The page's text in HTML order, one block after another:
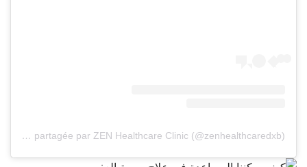
Une publication partagée par ZEN Healthcare Clinic (@zenhealthcaredxb)